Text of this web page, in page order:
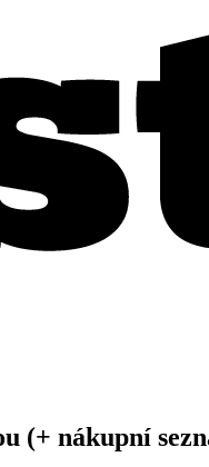
(+ nákupní